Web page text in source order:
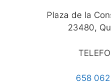
Plaza de la
23480,
658